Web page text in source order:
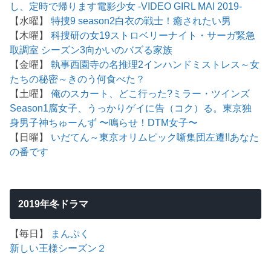
し、定時で帰ります電影少女 -VIDEO GIRL MAI 2019-
【水曜】特捜9 season2白衣の戦士！癒されたい男
【木曜】科捜研の女19ストロベリーナイト・サーガ緊急
取調室 シーズン3向かいのバズる家族
【金曜】執事西園寺の名推理2インハンド ミストレス～女
たちの秘密～ きのう何食べた？
【土曜】俺のスカート、どこ行った? ミラー・ツインズ
Season1腐女子、うっかりゲイに告（コク）る。東京独
身男子神ちゅーんず 〜鳴らせ！DTM女子〜
【日曜】 いだてん～東京オリムピック噺集団左遷!!あなた
の番です
2019年冬ドラマ
【毎日】
まんぷく
新しい王様シーズン２